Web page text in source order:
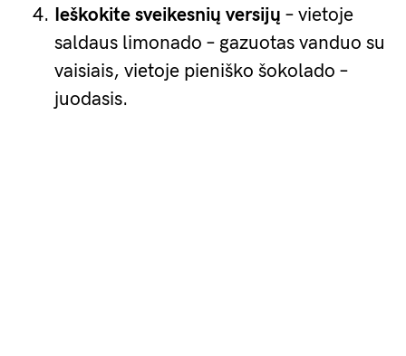
Ieškokite sveikesnių versijų – vietoje
saldaus limonado – gazuotas vanduo su
vaisiais, vietoje pieniško šokolado –
juodasis.